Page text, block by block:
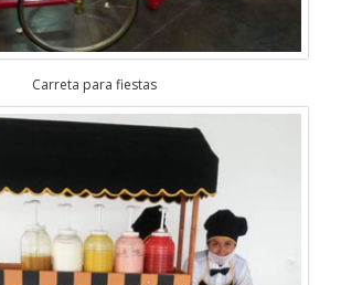
Carreta para fiestas